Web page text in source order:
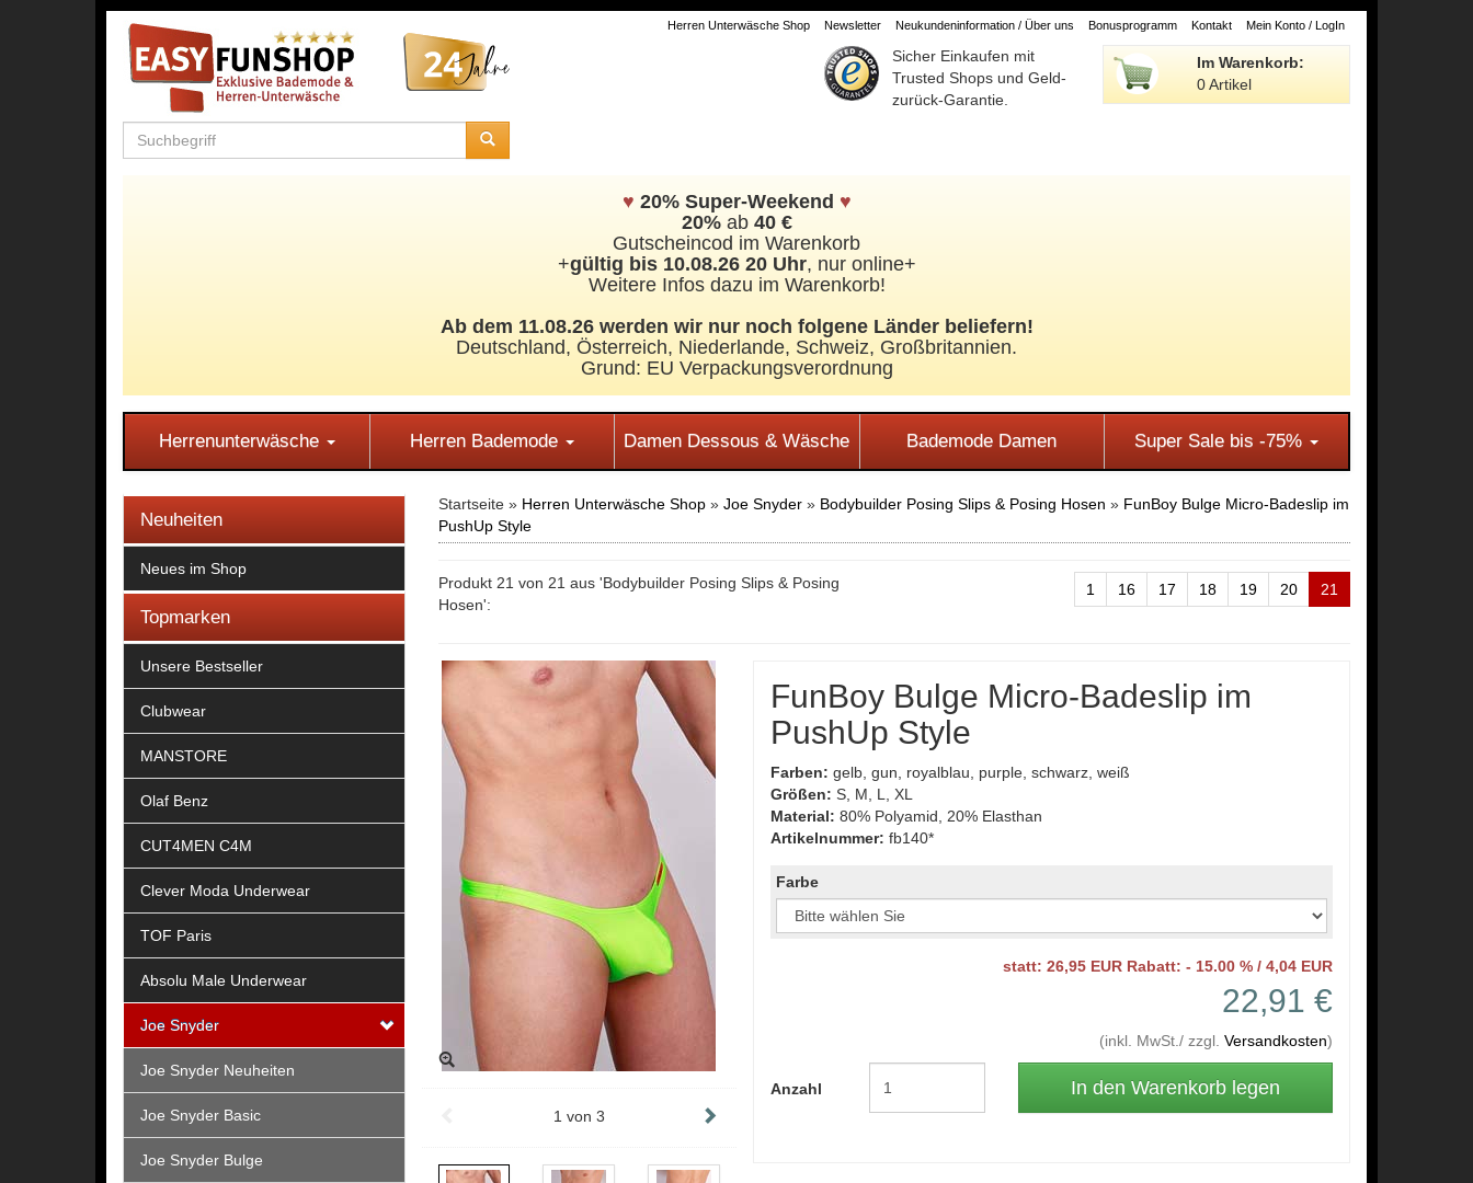
Herren Unterwäsche Shop Newsletter Neukundeninformation / Über uns Bonusprogramm Kontakt Mein Konto / LogIn
Sicher Einkaufen mit
Trusted Shops und Geld-
zurück-Garantie.
Im Warenkorb:
0 Artikel
♥ 20% Super-Weekend ♥
20%ab 40 €
Gutscheincod im Warenkorb
+gültig bis 10.08.26 20 Uhr, nur online+
Weitere Infos dazu im Warenkorb!
Ab dem 11.08.26 werden wir nur noch folgene Länder beliefern!
Deutschland, Österreich, Niederlande, Schweiz, Großbritannien.
Grund: EU Verpackungsverordnung
Herrenunterwäsche Herren Bademode Damen Dessous & Wäsche Bademode Damen Super Sale bis -75%
Neuheiten
Neues im Shop
Topmarken
Unsere Bestseller
Clubwear
MANSTORE
Olaf Benz
CUT4MEN C4M
Clever Moda Underwear
TOF Paris
Absolu Male Underwear
Joe Snyder
Joe Snyder Neuheiten
Joe Snyder Basic
Joe Snyder Bulge
Startseite » Herren Unterwäsche Shop » Joe Snyder» Bodybuilder Posing Slips & Posing Hosen » FunBoy Bulge Micro-Badeslip im
PushUp Style
Produkt 21 von 21 aus 'Bodybuilder Posing Slips & Posing
Hosen':
1 16 17 18 19 20 21
1 von 3
FunBoy Bulge Micro-Badeslip im
PushUp Style
Farben: gelb, gun, royalblau, purple, schwarz, weiß
Größen: S, M, L, XL
Material: 80% Polyamid, 20% Elasthan
Artikelnummer: fb140*
Farbe
statt: 26,95 EUR Rabatt: - 15.00 % / 4,04 EUR
22,91 €
(inkl. MwSt./ zzgl. Versandkosten)
Anzahl